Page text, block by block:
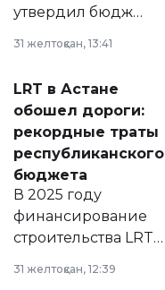
утвердил бюджет
2028 годы.
документ
появился в базе
нормативных
правовых актов и
на сайте маслихат
города.
31 желтоқсан, 13:41
LRT в Астане
обошел дороги:
рекордные траты
республиканского
бюджета
В 2025 году
финансирование
строительства LRT
республиканского
31 желтоқсан, 12:39